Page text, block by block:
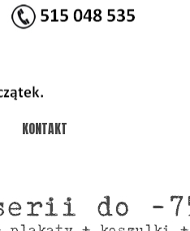
KONTAKT